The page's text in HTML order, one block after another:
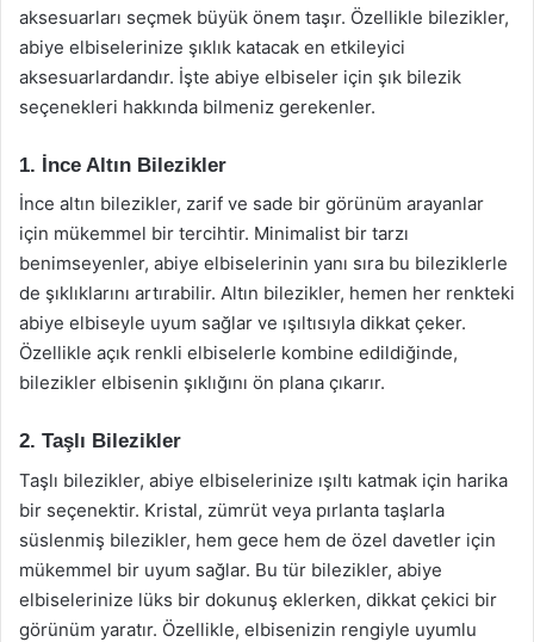
aksesuarları seçmek büyük önem taşır. Özellikle bilezikler,
abiye elbiselerinize şıklık katacak en etkileyici
aksesuarlardandır. İşte abiye elbiseler için şık bilezik
seçenekleri hakkında bilmeniz gerekenler.
1. İnce Altın Bilezikler
İnce altın bilezikler, zarif ve sade bir görünüm arayanlar
için mükemmel bir tercihtir. Minimalist bir tarzı
benimseyenler, abiye elbiselerinin yanı sıra bu bileziklerle
de şıklıklarını artırabilir. Altın bilezikler, hemen her renkteki
abiye elbiseyle uyum sağlar ve ışıltısıyla dikkat çeker.
Özellikle açık renkli elbiselerle kombine edildiğinde,
bilezikler elbisenin şıklığını ön plana çıkarır.
2. Taşlı Bilezikler
Taşlı bilezikler, abiye elbiselerinize ışıltı katmak için harika
bir seçenektir. Kristal, zümrüt veya pırlanta taşlarla
süslenmiş bilezikler, hem gece hem de özel davetler için
mükemmel bir uyum sağlar. Bu tür bilezikler, abiye
elbiselerinize lüks bir dokunuş eklerken, dikkat çekici bir
görünüm yaratır. Özellikle, elbisenizin rengiyle uyumlu